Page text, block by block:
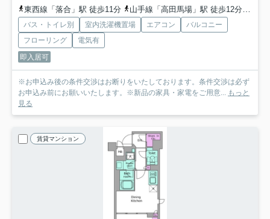
東西線「落合」駅 徒歩11分
山手線「高田馬場」駅 徒歩12分
バス・トイレ別 室内洗濯機置場 エアコン
バルコニー
フローリング
電気有
即入居可
※お申込み後の条件交渉はお断りをいたしております。条件交渉は必ず
お申込み前にお願いいたします。※新品の家具・家電をご用意... もっと
見る
賃貸マンション